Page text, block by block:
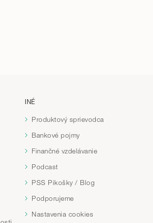
INÉ
Produktový sprievodca
Bankové pojmy
Finančné vzdelávanie
Podcast
PSS Pikošky / Blog
Podporujeme
Nastavenia cookies